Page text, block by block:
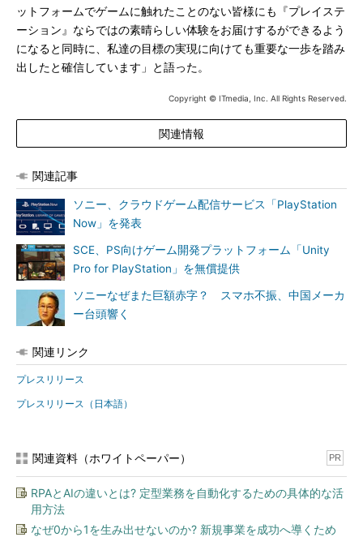
ットフォームでゲームに触れたことのない皆様にも『プレイステ
ーション』ならではの素晴らしい体験をお届けするができるよう
になると同時に、私達の目標の実現に向けても重要な一歩を踏み
出したと確信しています」と語った。
Copyright © ITmedia, Inc. All Rights Reserved.
関連情報
関連記事
ソニー、クラウドゲーム配信サービス「PlayStation
Now」を発表
SCE、PS向けゲーム開発プラットフォーム「Unity
Pro for PlayStation」を無償提供
ソニーなぜまた巨額赤字？ スマホ不振、中国メーカ
ー台頭響く
関連リンク
プレスリリース
プレスリリース（日本語）
関連資料（ホワイトペーパー） PR
RPAとAIの違いとは? 定型業務を自動化するための具体的な活
用方法
なぜ0から1を生み出せないのか? 新規事業を成功へ導くため